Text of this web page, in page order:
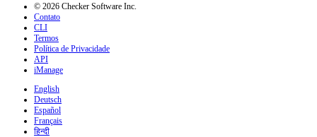
© 2026 Checker Software Inc.
Contato
CLI
Termos
Política de Privacidade
API
iManage
English
Deutsch
Español
Français
हिन्दी